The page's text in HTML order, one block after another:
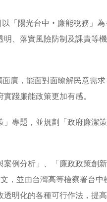
「陽光台中‧廉能稅務」
、落實風險防制及課責等
廣，能面對面瞭解民意需
踐廉能政策更加有感。
專題，並規劃「政府廉潔
例分析」、「廉政政策創
，並由台灣高等檢察署台
明化的各種可行作法，提